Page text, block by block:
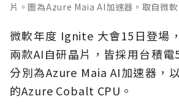
片。圖為Azure Maia AI加速器。取自微軟
微軟年度 Ignite 大會15日登場
兩款AI自研晶片，皆採用台積電
分別為Azure Maia AI加速器，
的Azure Cobalt CPU。